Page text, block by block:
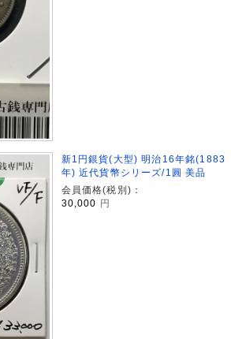
新1円銀貨(大型) 明治16年銘(1883
年) 近代貨幣シリーズ/1圓 美品
会員価格(税別)：
30,000 円